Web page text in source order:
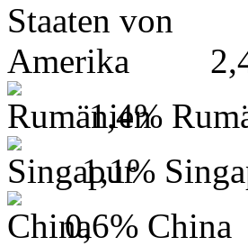
1,4%
1,1%
0,6% China